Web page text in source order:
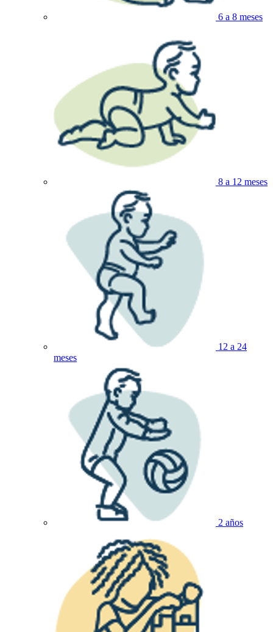
6 a 8 meses
8 a 12 meses
12 a 24
meses
2 años